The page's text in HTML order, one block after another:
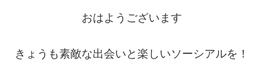
おはようございます
きょうも素敵な出会いと楽しいソーシアルを！